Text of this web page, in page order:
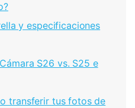
y especificaciones
S26 vs. S25 e
transferir tus fotos de